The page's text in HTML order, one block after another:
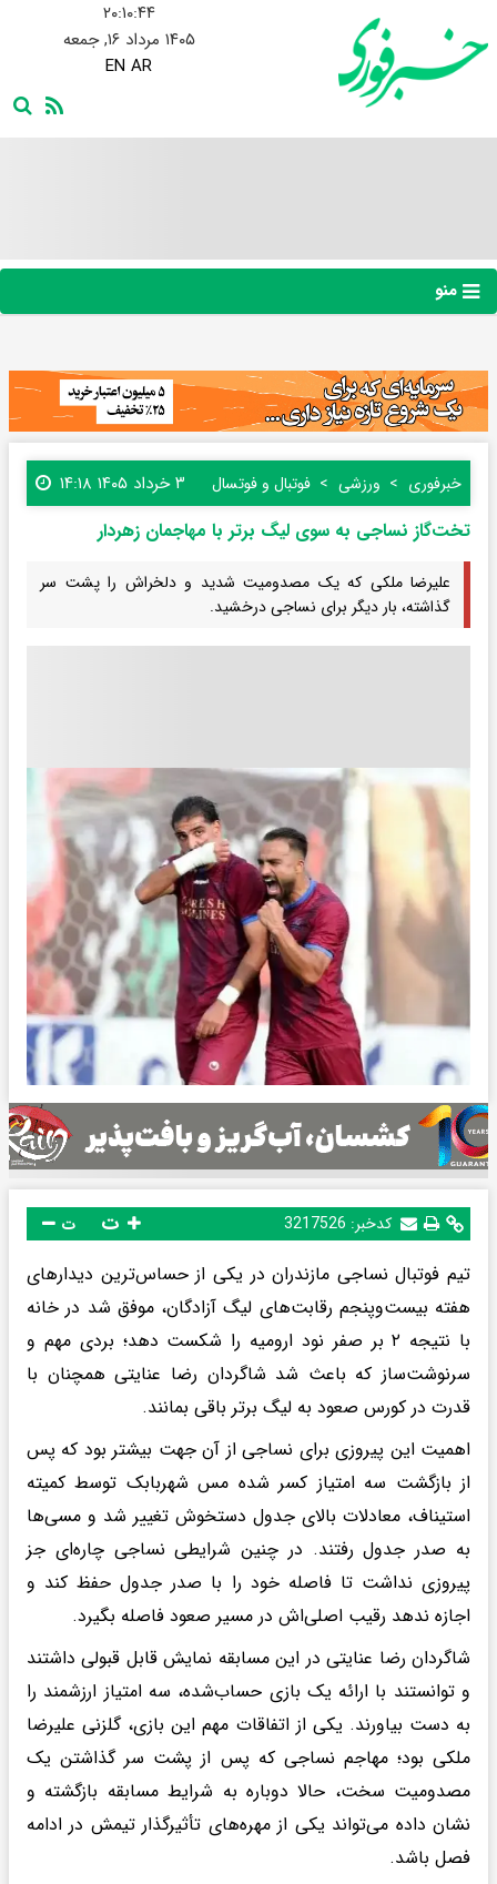
۲۰:۱۰:۴۴
۱۴۰۵ مرداد ۱۶, جمعه
EN AR
منو
خبرفوری ورزشی فوتبال و فوتسال ۳ خرداد ۱۴۰۵ ۱۴:۱۸
تخت‌گاز نساجی به سوی لیگ برتر با مهاجمان زهردار
علیرضا ملکی که یک مصدومیت شدید و دلخراش را پشت سر
گذاشته، بار دیگر برای نساجی درخشید.
کدخبر: 3217526 ت
تیم فوتبال نساجی مازندران در یکی از حساس‌ترین دیدارهای
هفته بیست‌وپنجم رقابت‌های لیگ آزادگان، موفق شد در خانه
با نتیجه ۲ بر صفر نود ارومیه را شکست دهد؛ بردی مهم و
سرنوشت‌ساز که باعث شد شاگردان رضا عنایتی همچنان با
قدرت در کورس صعود به لیگ برتر باقی بمانند.
اهمیت این پیروزی برای نساجی از آن جهت بیشتر بود که پس
از بازگشت سه امتیاز کسر شده مس شهربابک توسط کمیته
استیناف، معادلات بالای جدول دستخوش تغییر شد و مسی‌ها
به صدر جدول رفتند. در چنین شرایطی نساجی چاره‌ای جز
پیروزی نداشت تا فاصله خود را با صدر جدول حفظ کند و
اجازه ندهد رقیب اصلی‌اش در مسیر صعود فاصله بگیرد.
شاگردان رضا عنایتی در این مسابقه نمایش قابل قبولی داشتند
و توانستند با ارائه یک بازی حساب‌شده، سه امتیاز ارزشمند را
به دست بیاورند. یکی از اتفاقات مهم این بازی، گلزنی علیرضا
ملکی بود؛ مهاجم نساجی که پس از پشت سر گذاشتن یک
مصدومیت سخت، حالا دوباره به شرایط مسابقه بازگشته و
نشان داده می‌تواند یکی از مهره‌های تأثیرگذار تیمش در ادامه
فصل باشد.